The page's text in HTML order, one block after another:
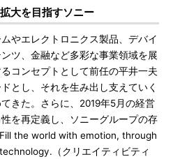
大を目指すソニー
やエレクトロニクス製品、デバイ
ツ、金融など多彩な事業領域を展
コンセプトとして前任の平井一夫
とし、それを生み出し支えていく
きた。さらに、2019年5月の経営
を再定義し、ソニーグループの存
the world with emotion, through
（クリエイティビティ